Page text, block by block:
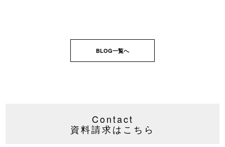
BLOG一覧へ
Contact
資料請求はこちら